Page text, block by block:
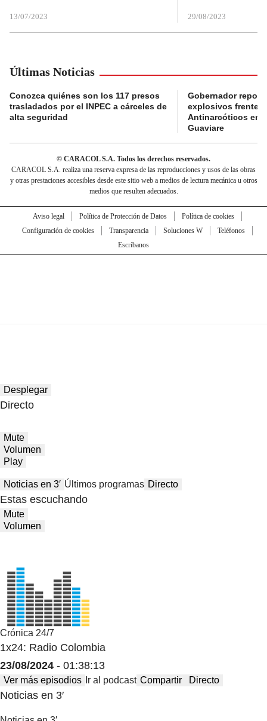
13/07/2023 29/08/2023
Últimas Noticias
Conozca quiénes son los 117 presos
trasladados por el INPEC a cárceles de
alta seguridad
Gobernador
explosivos frente a
Antinarcóticos en
Guaviare
© CARACOL S.A. Todos los derechos reservados.
CARACOL S.A. realiza una reserva expresa de las reproducciones y usos de las obras
y otras prestaciones accesibles desde este sitio web a medios de lectura mecánica u otros
medios que resulten adecuados.
Aviso legal Política de Protección de Datos
Política de cookies
Configuración de cookies
Transparencia Soluciones W
Teléfonos
Escríbanos
Desplegar
Directo
Mute
Volumen
Play
Noticias en 3′ Últimos programas Directo
Estas escuchando
Mute
Volumen
Crónica 24/7
1x24: Radio Colombia
23/08/2024 - 01:38:13
Ver más episodios Ir al podcast Compartir Directo
Noticias en 3′